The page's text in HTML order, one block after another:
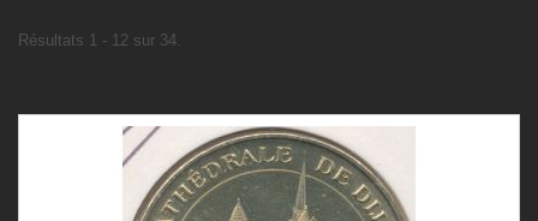
Résultats 1 - 12 sur 34.